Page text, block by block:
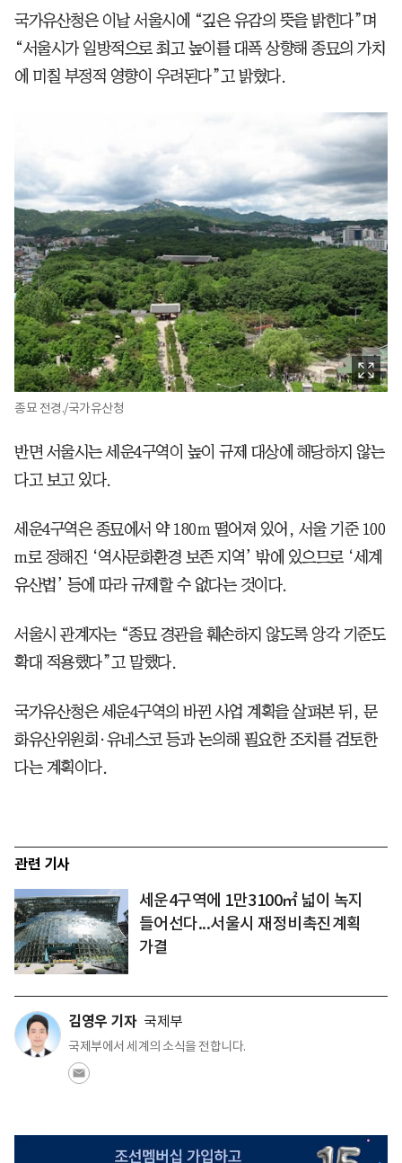
국가유산청은 이날 서울시에 “깊은 유감의 뜻을 밝힌다”며
“서울시가 일방적으로 최고 높이를 대폭 상향해 종묘의 가치
에 미칠 부정적 영향이 우려된다”고 밝혔다.
종묘 전경./국가유산청
반면 서울시는 세운4구역이 높이 규제 대상에 해당하지 않는
다고 보고 있다.
세운4구역은 종묘에서 약 180ｍ 떨어져 있어, 서울 기준 100
m로 정해진 ‘역사문화환경 보존 지역’ 밖에 있으므로 ‘세계
유산법’ 등에 따라 규제할 수 없다는 것이다.
서울시 관계자는 “종묘 경관을 훼손하지 않도록 앙각 기준도
확대 적용했다”고 말했다.
국가유산청은 세운4구역의 바뀐 사업 계획을 살펴본 뒤, 문
화유산위원회·유네스코 등과 논의해 필요한 조치를 검토한
다는 계획이다.
관련 기사
세운4구역에 1만3100㎡ 넓이 녹지
들어선다...서울시 재정비촉진계획
가결
김영우 기자 국제부
국제부에서 세계의 소식을 전합니다.